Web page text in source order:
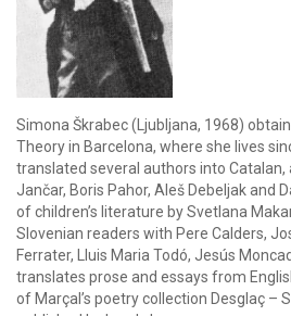
Simona Škrabec (Ljubljana, 1968)
Theory in Barcelona, where she lives
translated several authors into Catalan,
Jančar, Boris Pahor, Aleš Debeljak and
of children’s literature by Svetlana
Slovenian readers with Pere Calders,
Ferrater, Lluis Maria Todó, Jesús
translates prose and essays from
of Marçal’s poetry collection Desglaç –